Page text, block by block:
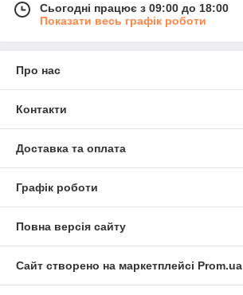
Сьогодні працює з 09:00 до 18:00
Показати весь графік роботи
Про нас
Контакти
Доставка та оплата
Графік роботи
Повна версія сайту
Сайт створено на маркетплейсі Prom.ua